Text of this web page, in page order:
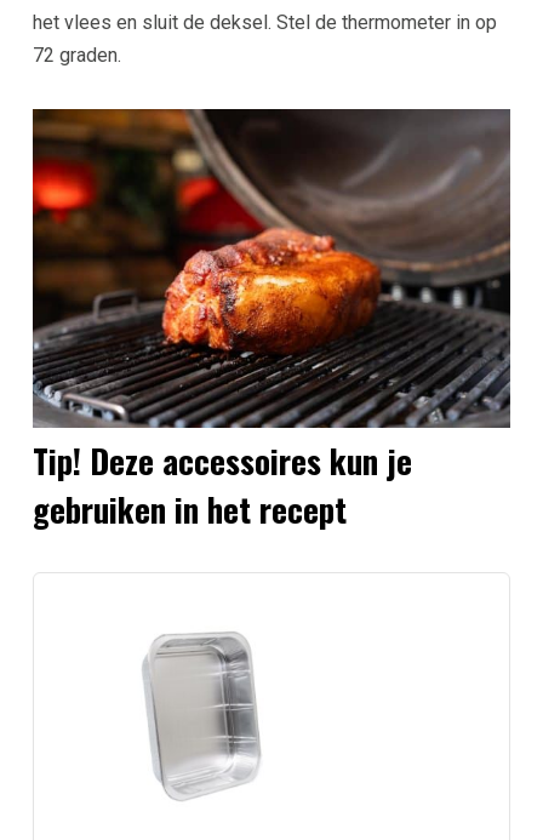
het vlees en sluit de deksel. Stel de thermometer in op
72 graden.
Tip! Deze accessoires kun je
gebruiken in het recept